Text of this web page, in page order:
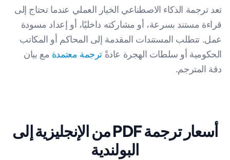
تعد ترجمة الذكاء الاصطناعي الخيار العملي عندما تحتاج إلى
قراءة مستند بسرعة، أو مشاركته داخليًا، أو إعداد مسودة
عمل. تتطلب المستندات المقدمة إلى المحاكم أو المكاتب
الحكومية أو سلطات الهجرة عادةً ترجمة معتمدة مع بيان
دقة المترجم.
أسعار ترجمة PDF من الإنجليزية إلى
البولندية